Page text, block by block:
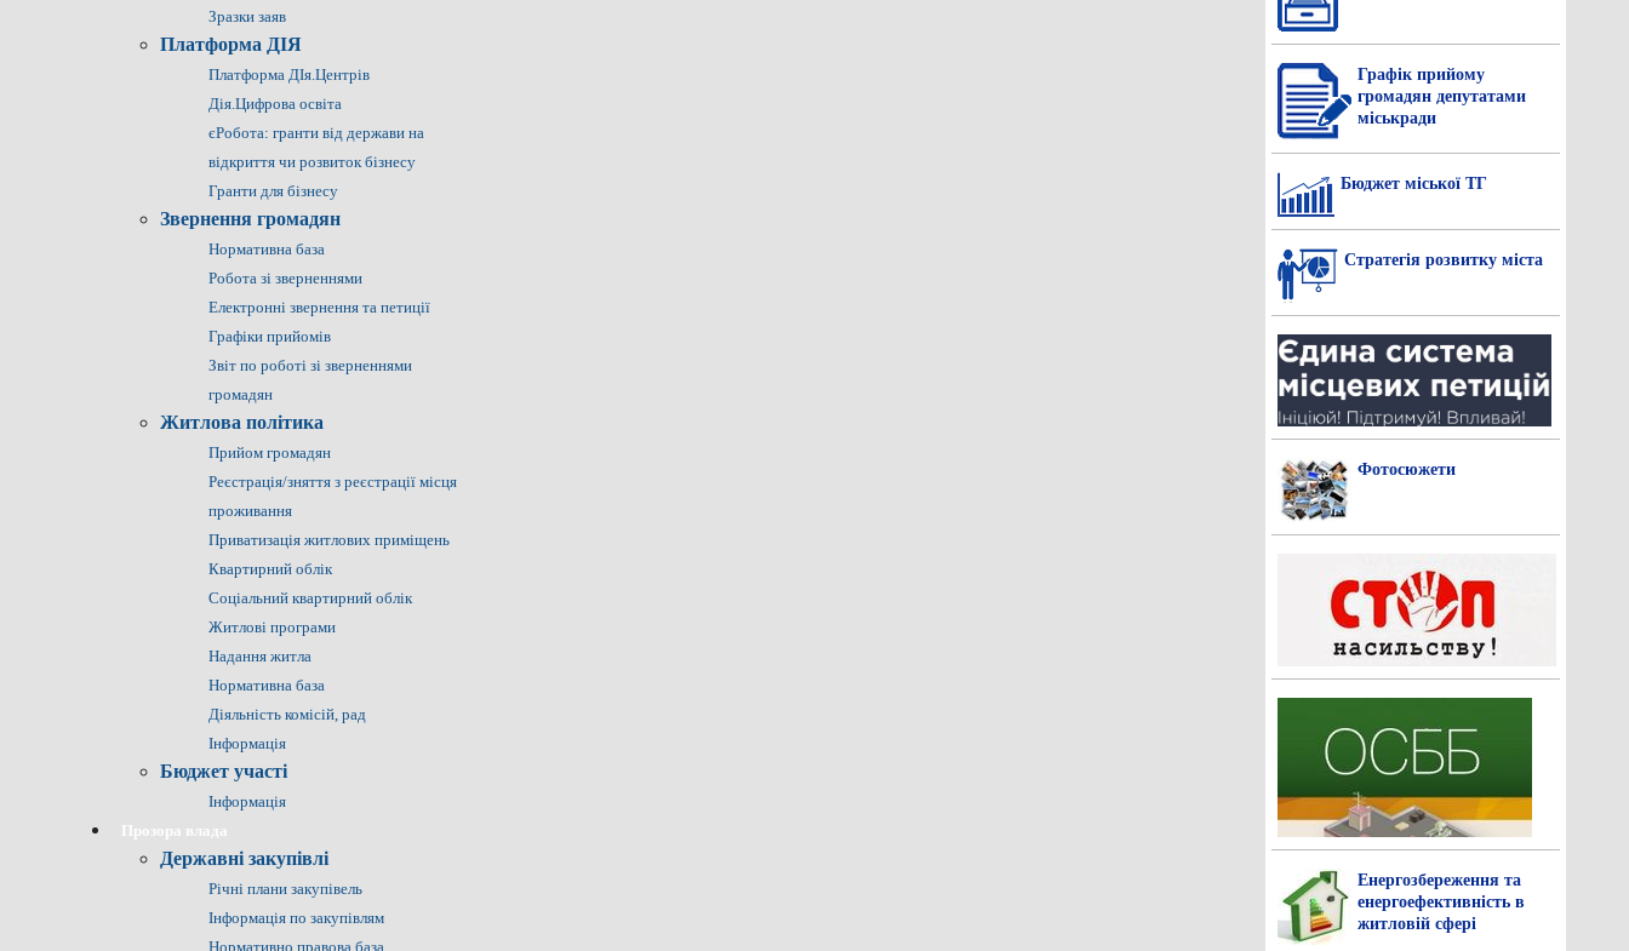
Зразки заяв
Платформа ДІЯ
Платформа ДІя.Центрів
Дія.Цифрова освіта
єРобота: гранти від держави на
відкриття чи розвиток бізнесу
Гранти для бізнесу
Звернення громадян
Нормативна база
Робота зі зверненнями
Електронні звернення та петиції
Графіки прийомів
Звіт по роботі зі зверненнями
громадян
Житлова політика
Прийом громадян
Реєстрація/зняття з реєстрації місця
проживання
Приватизація житлових приміщень
Квартирний облік
Соціальний квартирний облік
Житлові програми
Надання житла
Нормативна база
Діяльність комісій, рад
Інформація
Бюджет участі
Інформація
Прозора влада
Державні закупівлі
Річні плани закупівель
Інформація по закупівлям
Нормативно правова база
Графік прийому
громадян депутатами
міськради
Бюджет міської ТГ
Стратегія розвитку міста
Фотосюжети
Енергозбереження та
енергоефективність в
житловій сфері